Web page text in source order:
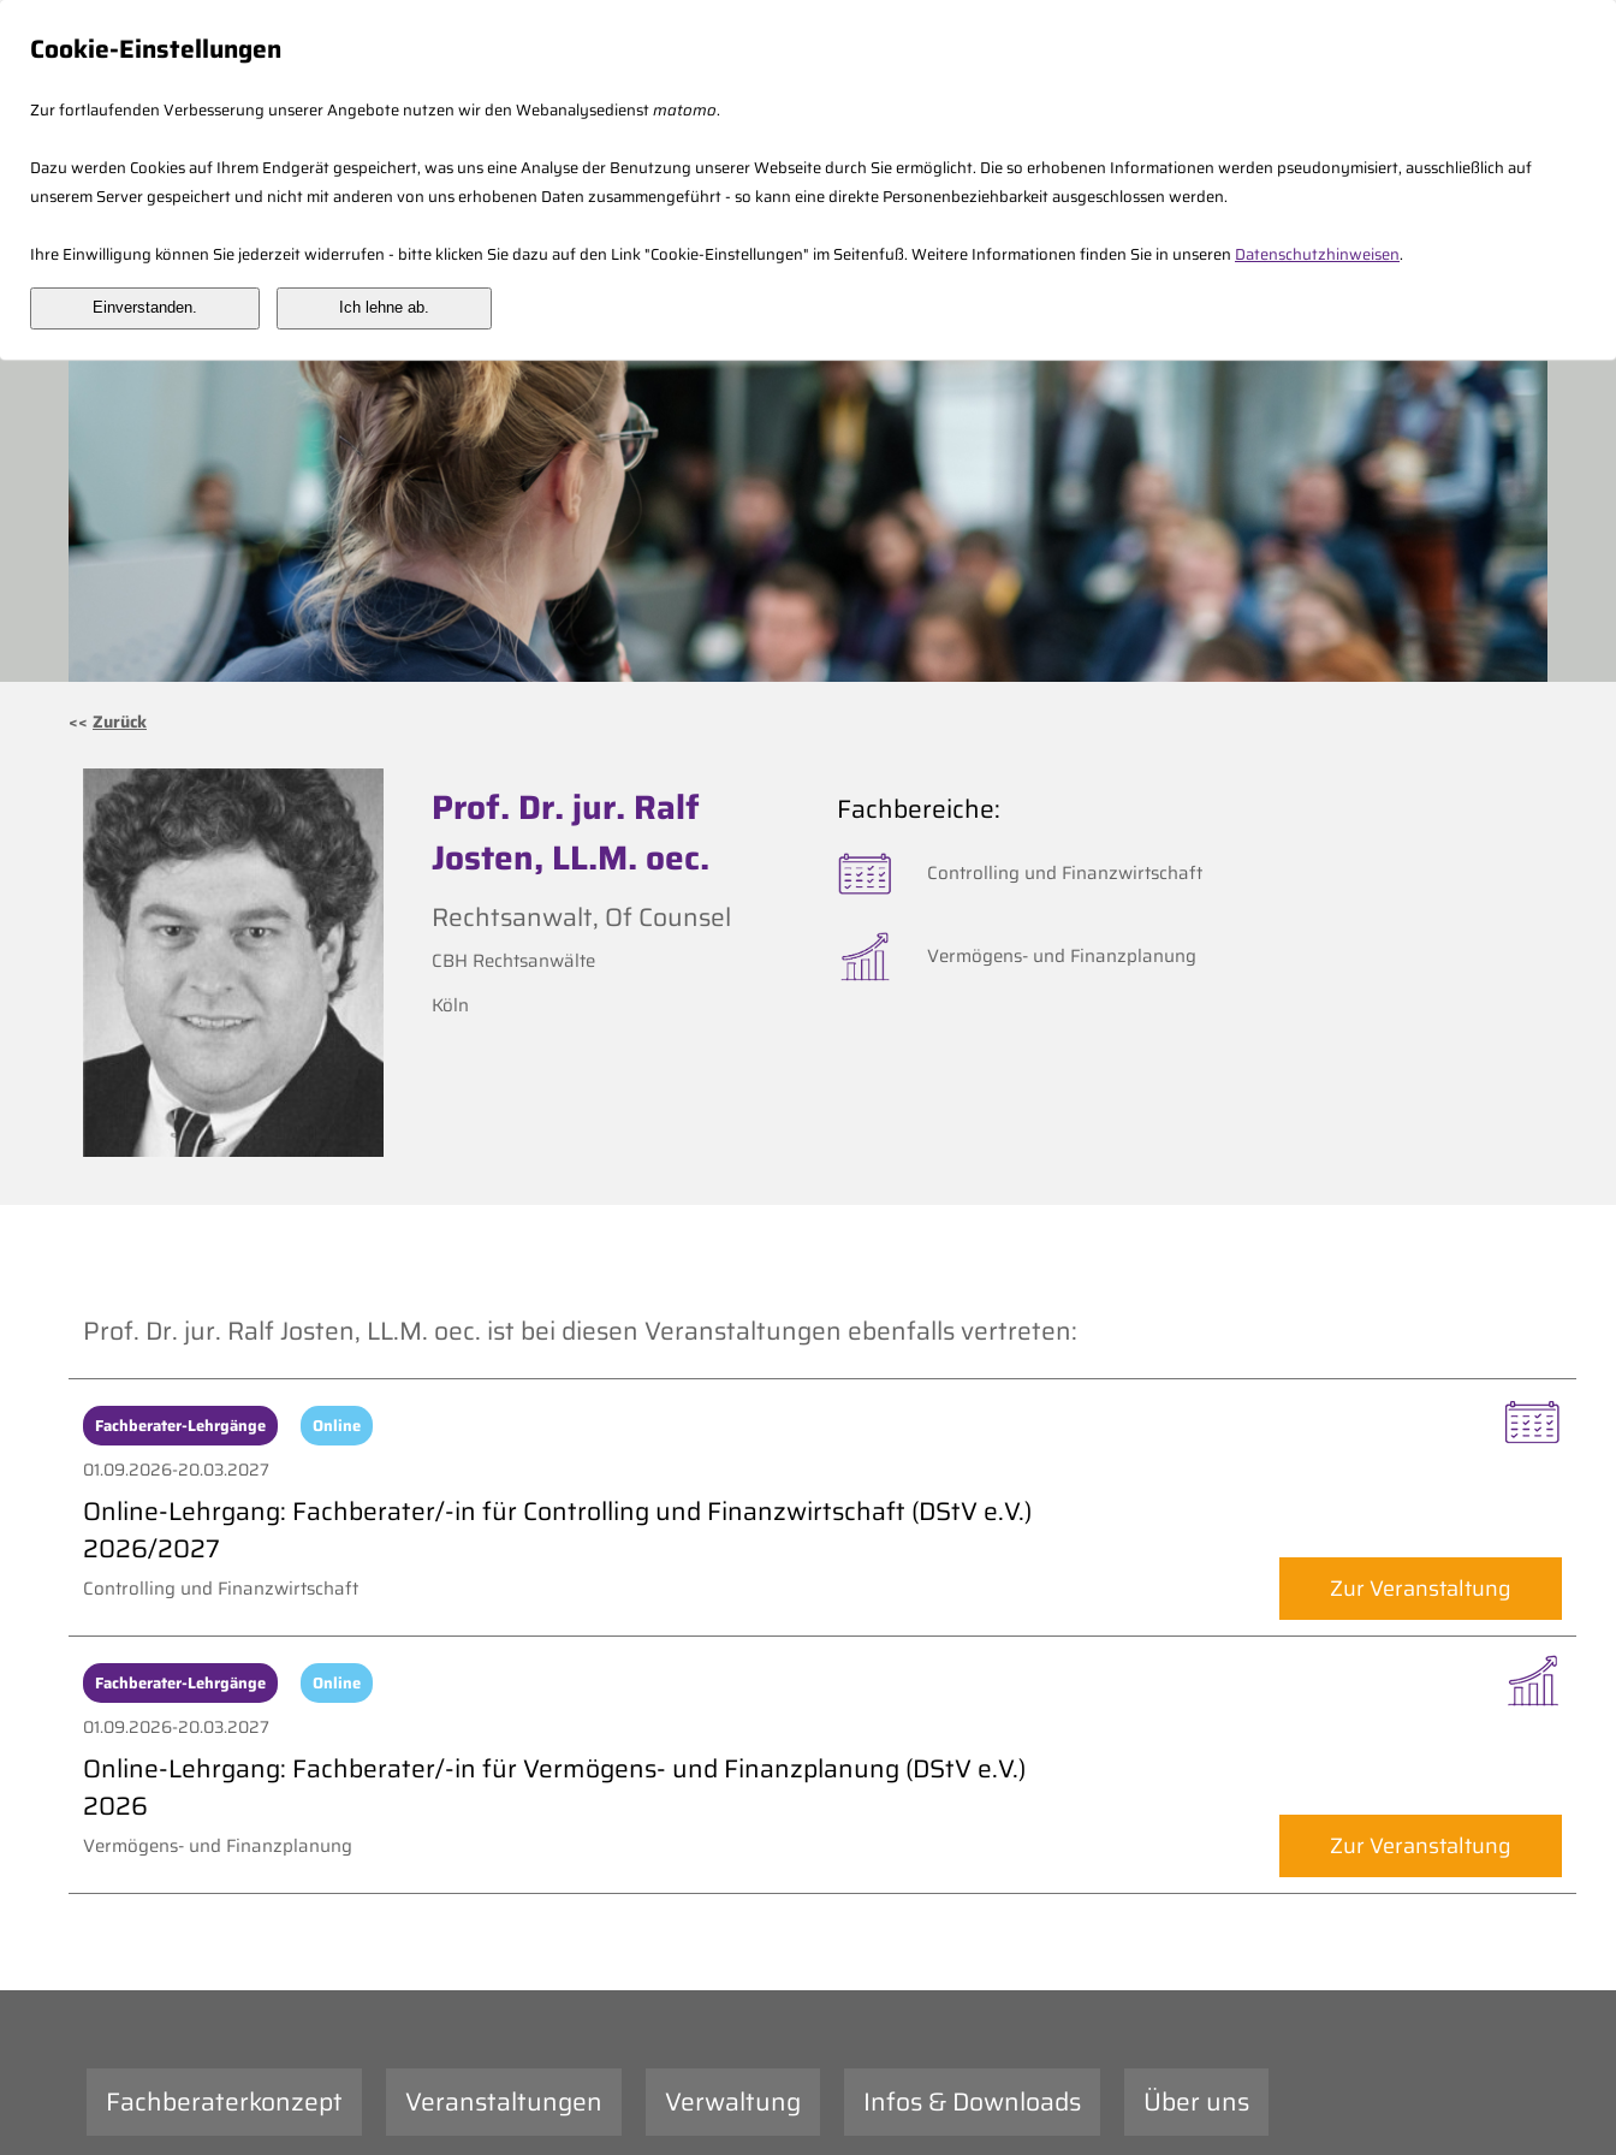
Cookie-Einstellungen
Zur fortlaufenden Verbesserung unserer Angebote nutzen wir den Webanalysedienstmatomo.
Dazu werden Cookies auf Ihrem Endgerät gespeichert, was uns eine Analyse der Benutzung unserer Webseite durch Sie ermöglicht. Die so erhobenen Informationen werden pseudonymisiert, ausschließlich auf
unserem Server gespeichert und nicht mit anderen von uns erhobenen Daten zusammengeführt - so kann eine direkte Personenbeziehbarkeit ausgeschlossen werden.
Ihre Einwilligung können Sie jederzeit widerrufen - bitte klicken Sie dazu auf den Link "Cookie-Einstellungen" im Seitenfuß. Weitere Informationen finden Sie in unseren Datenschutzhinweisen.
Einverstanden. Ich lehne ab.
<< Zurück
Prof. Dr. jur. Ralf
Josten, LL.M. oec.
Rechtsanwalt, Of Counsel
CBH Rechtsanwälte
Köln
Fachbereiche:
Controlling und Finanzwirtschaft
Vermögens- und Finanzplanung
Prof. Dr. jur. Ralf Josten, LL.M. oec. ist bei diesen Veranstaltungen ebenfalls vertreten:
Fachberater-Lehrgänge Online
01.09.2026-20.03.2027
Online-Lehrgang: Fachberater/-in für Controlling und Finanzwirtschaft (DStV e.V.)
2026/2027
Controlling und Finanzwirtschaft Zur Veranstaltung
Fachberater-Lehrgänge Online
01.09.2026-20.03.2027
Online-Lehrgang: Fachberater/-in für Vermögens- und Finanzplanung (DStV e.V.)
2026
Vermögens- und Finanzplanung Zur Veranstaltung
Fachberaterkonzept Veranstaltungen Verwaltung Infos & Downloads Über uns